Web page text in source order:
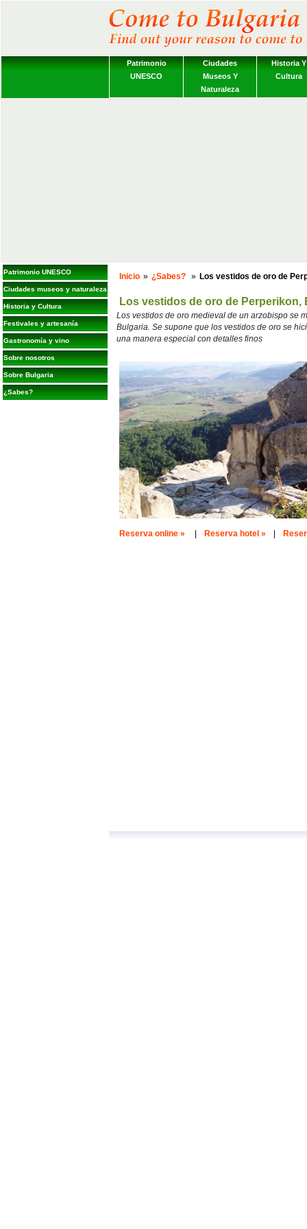
Patrimonio
UNESCO
Ciudades
Museos Y
Naturaleza
Historia Y
Cultura
Patrimonio UNESCO
Ciudades museos y naturaleza
Historia y Cultura
Festivales y artesanía
Gastronomía y vino
Sobre nosotros
Sobre Bulgaria
¿Sabes?
Inicio » ¿Sabes? » Los vestidos de oro de
Los vestidos de oro de Perperikon,
Los vestidos de oro medieval de un arzobispo se
Bulgaria. Se supone que los vestidos de oro se
una manera especial con detalles finos
Reserva online » Reserva hotel »